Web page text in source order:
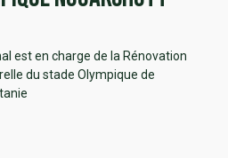
est en charge de la Rénovation
du stade Olympique de